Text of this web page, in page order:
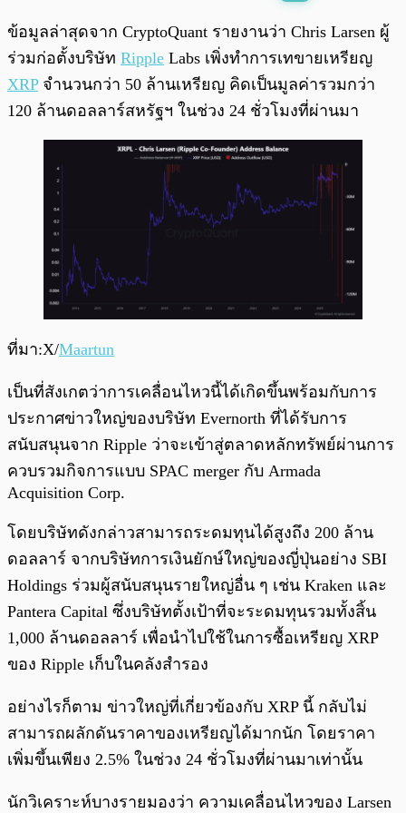
พร้อมเล่น
ข้อมูลล่าสุดจาก CryptoQuant รายงานว่า Chris Larsen ผู้
ร่วมก่อตั้งบริษัท Ripple Labs เพิ่งทำการเทขายเหรียญ
XRPจำนวนกว่า 50 ล้านเหรียญ คิดเป็นมูลค่ารวมกว่า
120 ล้านดอลลาร์สหรัฐฯ ในช่วง 24 ชั่วโมงที่ผ่านมา
ที่มา:X/Maartun
เป็นที่สังเกตว่าการเคลื่อนไหวนี้ได้เกิดขึ้นพร้อมกับการ
ประกาศข่าวใหญ่ของบริษัท Evernorth ที่ได้รับการ
สนับสนุนจาก Ripple ว่าจะเข้าสู่ตลาดหลักทรัพย์ผ่านการ
ควบรวมกิจการแบบ SPAC merger กับ Armada
Acquisition Corp.
โดยบริษัทดังกล่าวสามารถระดมทุนได้สูงถึง 200 ล้าน
ดอลลาร์ จากบริษัทการเงินยักษ์ใหญ่ของญี่ปุ่นอย่าง SBI
Holdings ร่วมผู้สนับสนุนรายใหญ่อื่น ๆ เช่น Kraken และ
Pantera Capital ซึ่งบริษัทตั้งเป้าที่จะระดมทุนรวมทั้งสิ้น
1,000 ล้านดอลลาร์ เพื่อนำไปใช้ในการซื้อเหรียญ XRP
ของ Ripple เก็บในคลังสำรอง
อย่างไรก็ตาม ข่าวใหญ่ที่เกี่ยวข้องกับ XRP นี้ กลับไม่
สามารถผลักดันราคาของเหรียญได้มากนัก โดยราคา
เพิ่มขึ้นเพียง 2.5% ในช่วง 24 ชั่วโมงที่ผ่านมาเท่านั้น
นักวิเคราะห์บางรายมองว่า ความเคลื่อนไหวของ Larsen